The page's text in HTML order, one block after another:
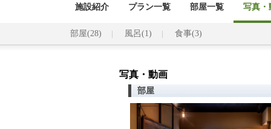
施設紹介 プラン一覧 部屋一覧 写真・
部屋(28) 風呂(1) 食事(3)
写真・動画
部屋